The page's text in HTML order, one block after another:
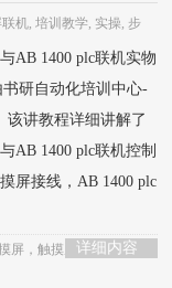
作
HOT
联机,培训教学, 实操,步
AB 1400 plc联机实物
研自动化培训中心-
该讲教程详细讲解了
AB 1400 plc联机控制
屏接线，AB 1400 plc
详细内容
屏 ，触摸屏